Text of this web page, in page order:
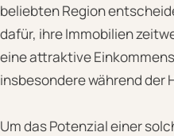
beliebten Region
dafür, ihre Immobilien
eine attraktive
insbesondere während der
Um das Potenzial einer